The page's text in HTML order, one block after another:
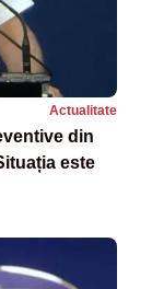
Actualitate
din
este